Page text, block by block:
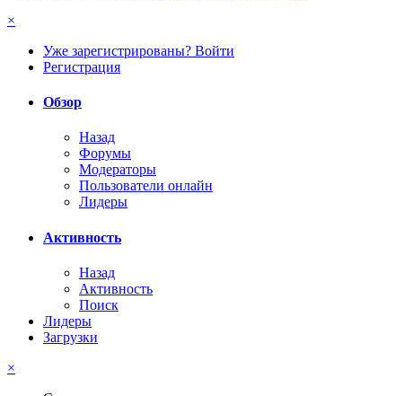
×
Уже зарегистрированы? Войти
Регистрация
Обзор
Назад
Форумы
Модераторы
Пользователи онлайн
Лидеры
Активность
Назад
Активность
Поиск
Лидеры
Загрузки
×